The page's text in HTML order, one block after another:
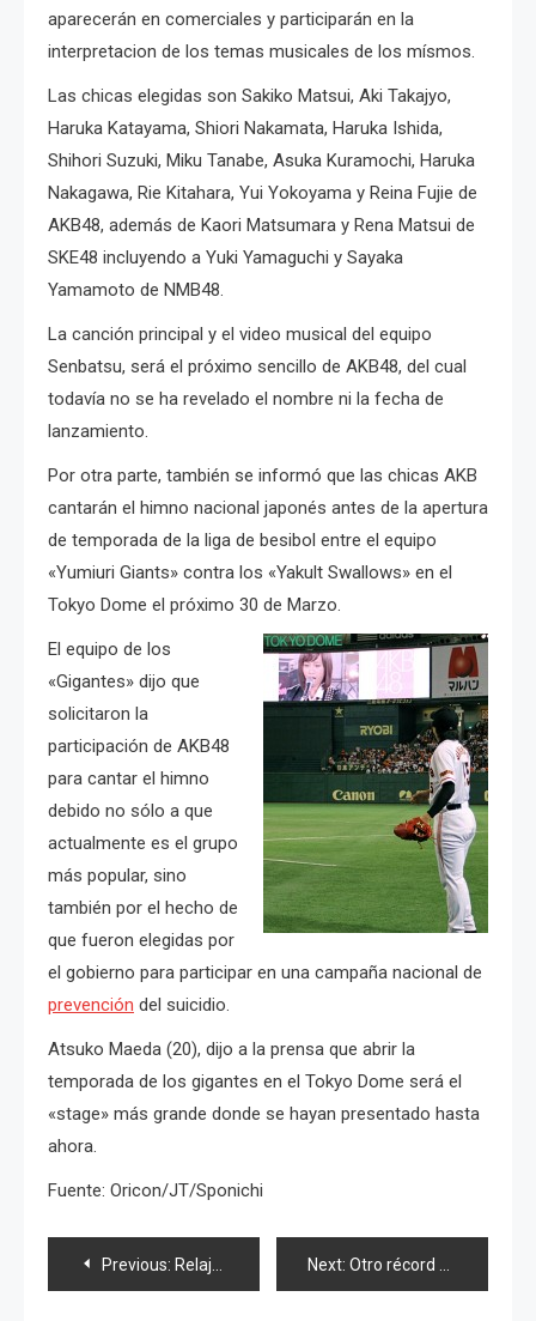
aparecerán en comerciales y participarán en la
interpretacion de los temas musicales de los mísmos.
Las chicas elegidas son Sakiko Matsui, Aki Takajyo,
Haruka Katayama, Shiori Nakamata, Haruka Ishida,
Shihori Suzuki, Miku Tanabe, Asuka Kuramochi, Haruka
Nakagawa, Rie Kitahara, Yui Yokoyama y Reina Fujie de
AKB48, además de Kaori Matsumara y Rena Matsui de
SKE48 incluyendo a Yuki Yamaguchi y Sayaka
Yamamoto de NMB48.
La canción principal y el video musical del equipo
Senbatsu, será el próximo sencillo de AKB48, del cual
todavía no se ha revelado el nombre ni la fecha de
lanzamiento.
Por otra parte, también se informó que las chicas AKB
cantarán el himno nacional japonés antes de la apertura
de temporada de la liga de besibol entre el equipo
«Yumiuri Giants» contra los «Yakult Swallows» en el
Tokyo Dome el próximo 30 de Marzo.
El equipo de los
«Gigantes» dijo que
solicitaron la
participación de AKB48
para cantar el himno
debido no sólo a que
actualmente es el grupo
más popular, sino
también por el hecho de
que fueron elegidas por
el gobierno para participar en una campaña nacional de
prevención del suicidio.
Atsuko Maeda (20), dijo a la prensa que abrir la
temporada de los gigantes en el Tokyo Dome será el
«stage» más grande donde se hayan presentado hasta
ahora.
Fuente: Oricon/JT/Sponichi
Navegación
Previous: Relajan normas para la venta del venenoso pez «Fugu» (Pez globo) Next: Otro récord Guinness para AKB48 & presentaciones en memoria del 11 de Marzo